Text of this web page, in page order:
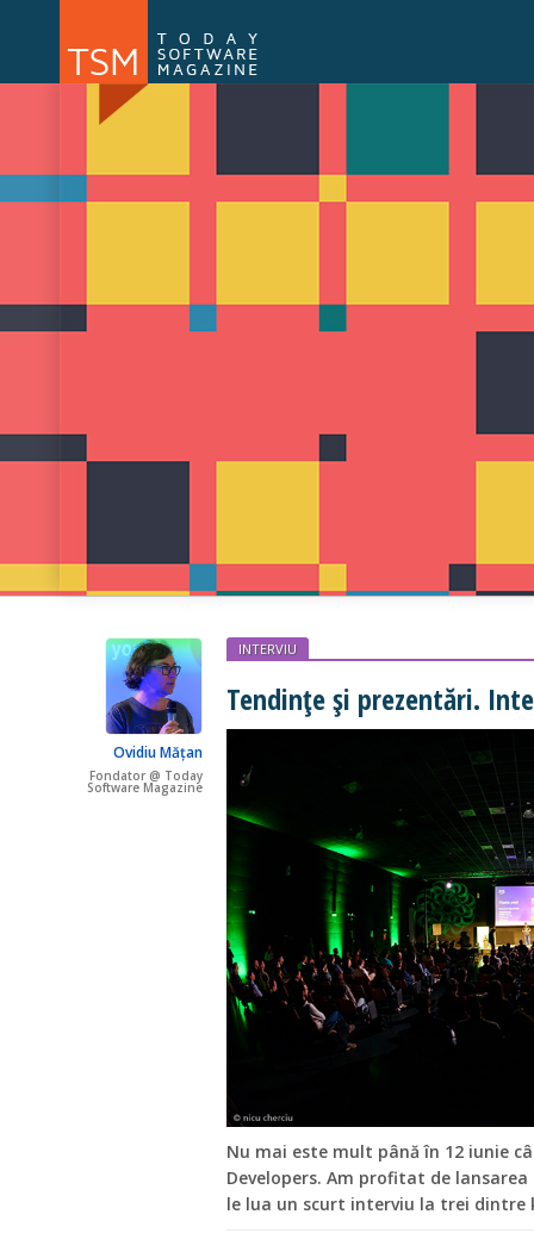
NOU
Ovidiu Mățan
Fondator @ Today
Software Magazine
INTERVIU
Tendințe și prezentări.
Nu mai este mult până în 12 iunie
Developers. Am profitat de
le lua un scurt interviu la trei dintre